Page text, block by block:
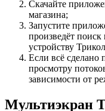
Скачайте
магазина;
Запустите
произведёт
устройству
Если всё сделано
просмотру
зависимости от
Мультиэкран